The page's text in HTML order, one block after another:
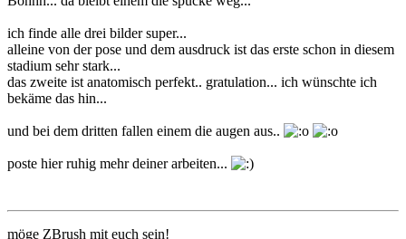
ich finde alle drei bilder super...
alleine von der pose und dem ausdruck ist das erste schon in diesem
stadium sehr stark...
das zweite ist anatomisch perfekt.. gratulation... ich wünschte ich
bekäme das hin...
und bei dem dritten fallen einem die augen aus..
poste hier ruhig mehr deiner arbeiten...
möge ZBrush mit euch sein!